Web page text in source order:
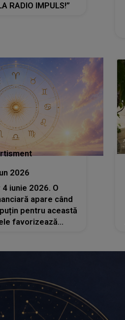
RADIO IMPULS!”
2026
4 iunie 2026. O
apare când
pentru această
favorizează